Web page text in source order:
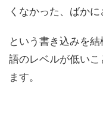
くなかった、ばかに
という書き込みを
語のレベルが低い
ます。